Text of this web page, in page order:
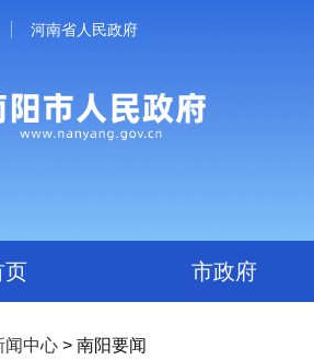
河南省人民政府
页 市政府
闻中心 > 南阳要闻